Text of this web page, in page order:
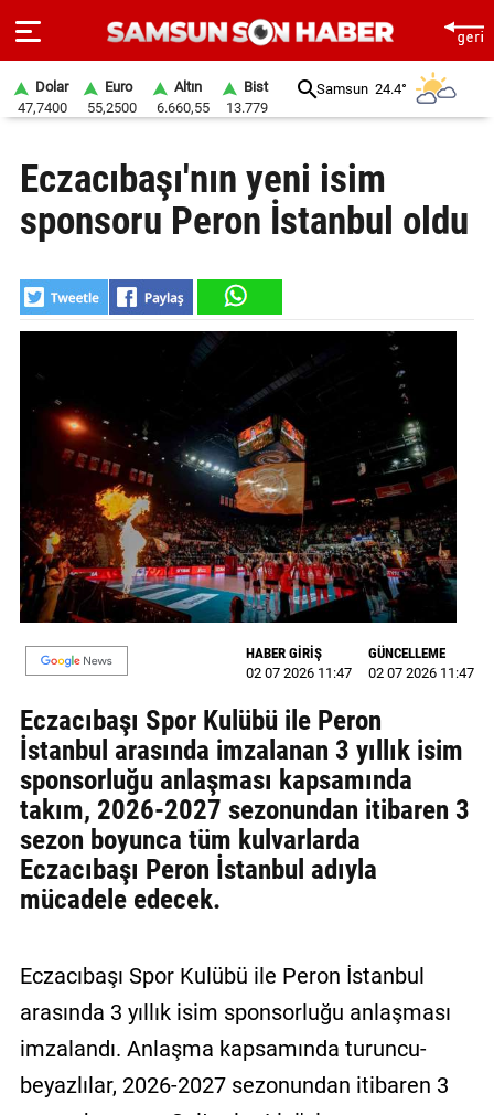
SAYFA
SAMSUN
SAMSUNSPOR
SİYASET
EKONOMİ
DÜNYA
MAGAZİN
GALERİ
YAZARLAR
BİZE
ULAŞIN
Künye
İletişim
Gizlilik
Dolar
47,7400
Euro
55,2500
Altın
6.660,55
Bist
13.779
Samsun 24.4°
Eczacıbaşı'nın yeni isim
sponsoru Peron İstanbul oldu
HABER GİRİŞ
02 07 2026 11:47
GÜNCELLEME
02 07 2026 11:47
Eczacıbaşı Spor Kulübü ile Peron
İstanbul arasında imzalanan 3 yıllık isim
sponsorluğu anlaşması kapsamında
takım, 2026-2027 sezonundan itibaren 3
sezon boyunca tüm kulvarlarda
Eczacıbaşı Peron İstanbul adıyla
mücadele edecek.
Eczacıbaşı Spor Kulübü ile Peron İstanbul
arasında 3 yıllık isim sponsorluğu anlaşması
imzalandı. Anlaşma kapsamında turuncu-
beyazlılar, 2026-2027 sezonundan itibaren 3